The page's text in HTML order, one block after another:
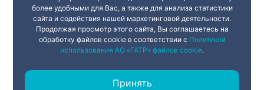
более удобными для Вас, а также для анализа статистики
сайта и содействия нашей маркетинговой деятельности.
Продолжая просмотр этого сайта, Вы соглашаетесь на
обработку файлов cookie в соответствии с Политикой
использования АО «ГАТР» файлов cookie.
Принять